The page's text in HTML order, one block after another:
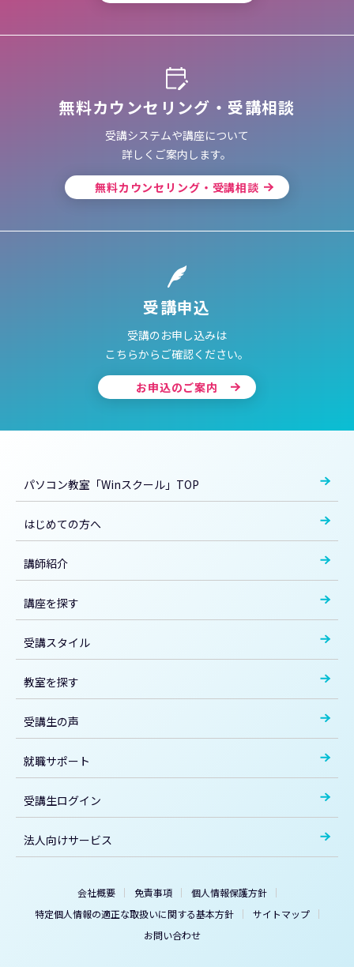
無料カウンセリング・受講相談
受講システムや講座について
詳しくご案内します。
無料カウンセリング・受講相談
受講申込
受講のお申し込みは
こちらからご確認ください。
お申込のご案内
パソコン教室「Winスクール」TOP
はじめての方へ
講師紹介
講座を探す
受講スタイル
教室を探す
受講生の声
就職サポート
受講生ログイン
法人向けサービス
会社概要 免責事項
個人情報保護方針
特定個人情報の適正な取扱いに関する基本方針
サイトマップ
お問い合わせ